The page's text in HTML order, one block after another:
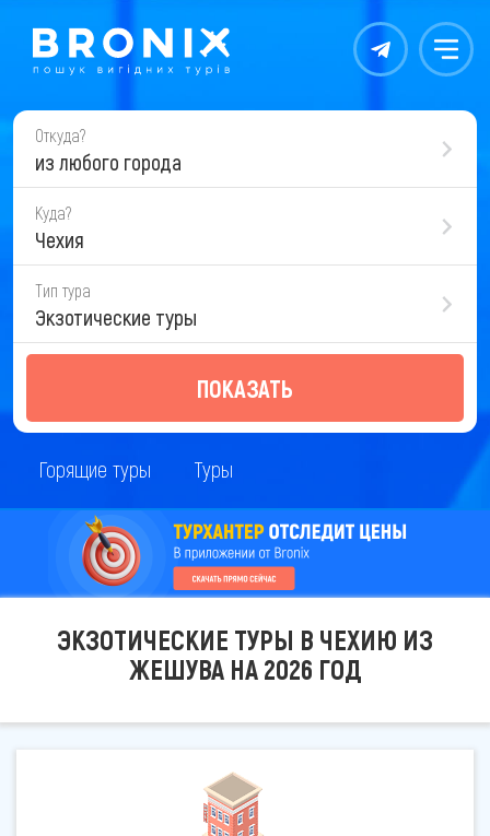
Контакты Меню
Откуда?
из любого города
Куда?
Чехия
Тип тура
Экзотические туры
ПОКАЗАТЬ
Горящие туры Туры
ЭКЗОТИЧЕСКИЕ ТУРЫ В ЧЕХИЮ ИЗ
ЖЕШУВА НА 2026 ГОД